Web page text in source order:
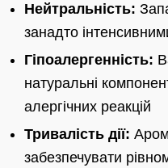
Нейтральність:
занадто
Гіпоалергенність:
натуральні
алергічних реакцій
Тривалість дії:
забезпечувати